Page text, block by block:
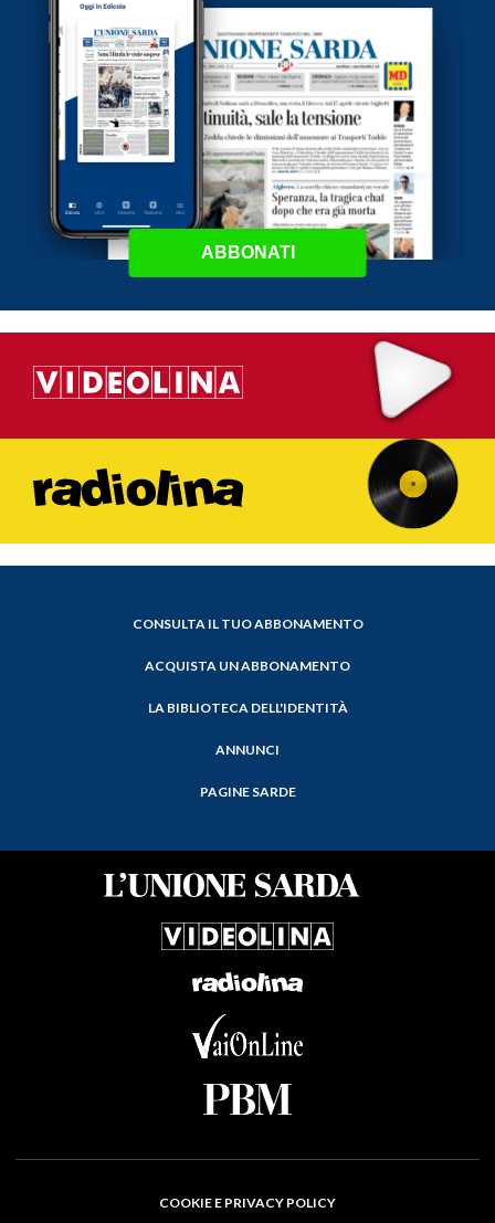
ABBONATI
CONSULTA IL TUO ABBONAMENTO
ACQUISTA UN ABBONAMENTO
LA BIBLIOTECA DELL'IDENTITÀ
ANNUNCI
PAGINE SARDE
COOKIE E PRIVACY POLICY